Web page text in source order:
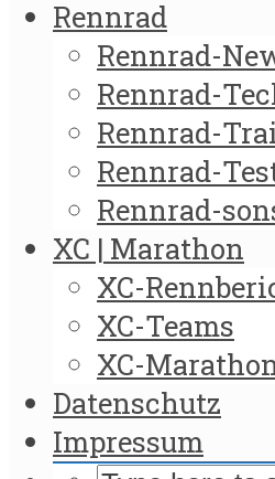
Rennrad
Rennrad-
Rennrad-
Rennrad-
Rennrad-
Rennrad-
XC | Marathon
XC-
XC-Teams
XC-
Datenschutz
Impressum